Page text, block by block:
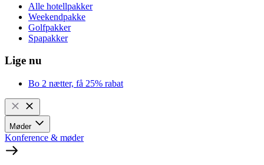
Alle hotellpakker
Weekendpakke
Golfpakker
Spapakker
Lige nu
Bo 2 nætter, få 25% rabat
Møder
Konference & møder